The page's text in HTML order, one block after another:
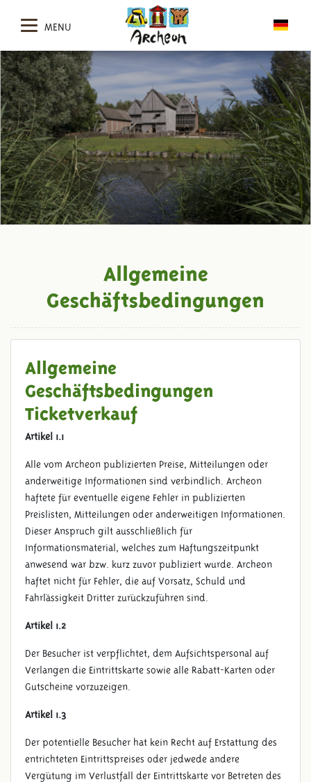
MENU
GESCHÄFTSBEDINGUNGEN
Allgemeine
Geschäftsbedingungen
Allgemeine
Geschäftsbedingungen
Ticketverkauf
Artikel 1.1
Alle vom Archeon publizierten Preise, Mitteilungen oder
anderweitige Informationen sind verbindlich. Archeon
haftete für eventuelle eigene Fehler in publizierten
Preislisten, Mitteilungen oder anderweitigen Informationen.
Dieser Anspruch gilt ausschließlich für
Informationsmaterial, welches zum Haftungszeitpunkt
anwesend war bzw. kurz zuvor publiziert wurde. Archeon
haftet nicht für Fehler, die auf Vorsatz, Schuld und
Fahrlässigkeit Dritter zurückzuführen sind.
Artikel 1.2
Der Besucher ist verpflichtet, dem Aufsichtspersonal auf
Verlangen die Eintrittskarte sowie alle Rabatt-Karten oder
Gutscheine vorzuzeigen.
Artikel 1.3
Der potentielle Besucher hat kein Recht auf Erstattung des
entrichteten Eintrittspreises oder jedwede andere
Vergütung im Verlustfall der Eintrittskarte vor Betreten des